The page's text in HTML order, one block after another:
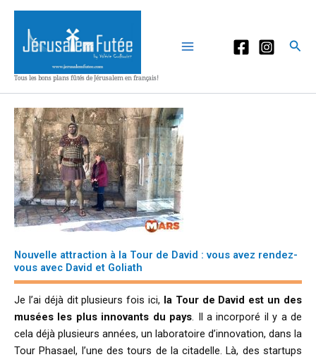
Aller
contenu
Tous les bons plans fûtés de Jérusalem en français!
Nouvelle attraction à la Tour de David : vous avez rendez-
vous avec David et Goliath
Je l’ai déjà dit plusieurs fois ici, la Tour de David est un des
musées les plus innovants du pays . Il a incorporé il y a de
cela déjà plusieurs années, un laboratoire d’innovation, dans la
Tour Phasael, l’une des tours de la citadelle. Là, des startups